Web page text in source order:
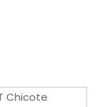
Chicote